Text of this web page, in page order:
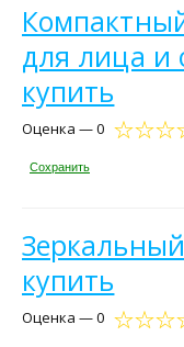
для лица и
купить
Оценка — 0
Сохранить
купить
Оценка — 0